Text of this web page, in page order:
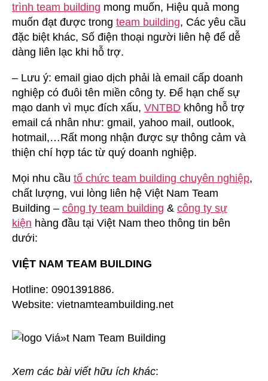
trình team building mong muốn, Hiệu quả mong
muốn đạt được trong team building, Các yêu cầu
đặc biệt khác, Số điện thoại người liên hệ để dễ
dàng liên lạc khi hỗ trợ.
– Lưu ý: email giao dịch phải là email cấp doanh
nghiệp có đuôi tên miền công ty. Để hạn chế sự
mạo danh vì mục đích xấu, VNTBD không hỗ trợ
email cá nhân như: gmail, yahoo mail, outlook,
hotmail,…Rất mong nhận được sự thông cảm và
thiện chí hợp tác từ quý doanh nghiệp.
Mọi nhu cầu tổ chức team building chuyên nghiệp,
chất lượng, vui lòng liên hệ Việt Nam Team
Building – công ty team building & công ty sự
kiện hàng đầu tại Việt Nam theo thông tin bên
dưới:
VIỆT NAM TEAM BUILDING
Hotline: 0901391886.
Website: vietnamteambuilding.net
Xem các bài viết hữu ích khác: